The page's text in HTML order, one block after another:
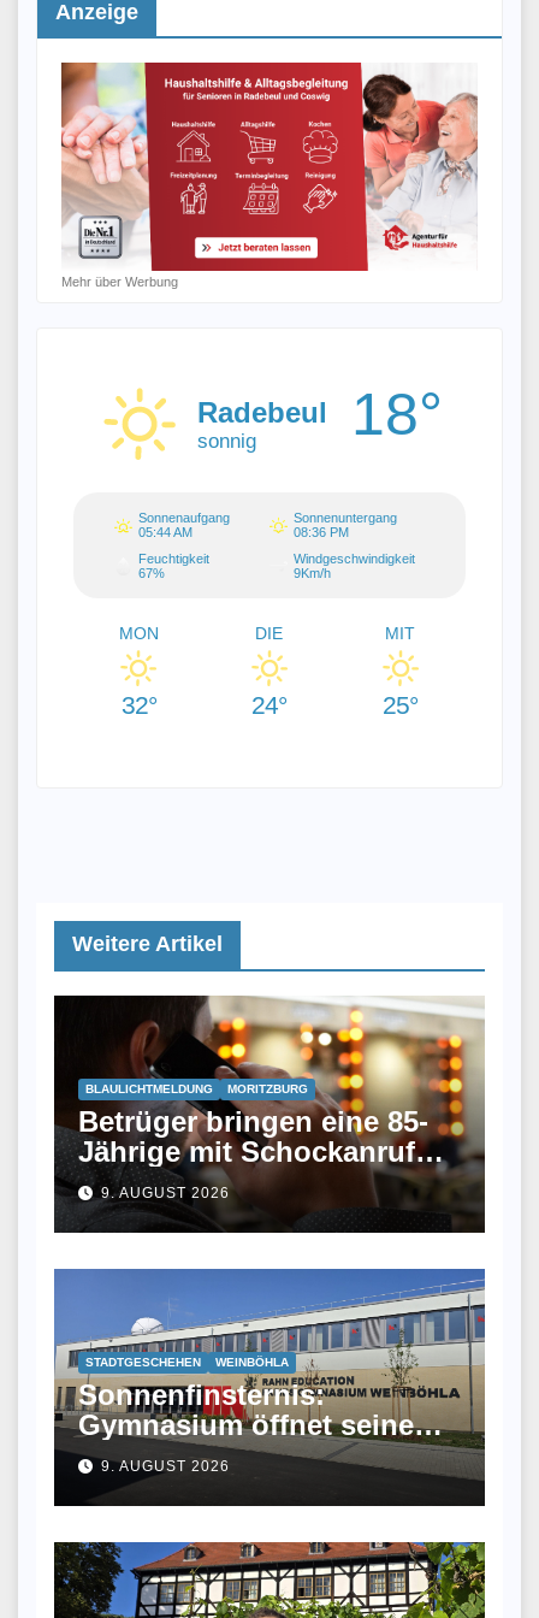
Anzeige
Mehr über Werbung
Radebeul
sonnig 18°
Sonnenaufgang
05:44 AM
Sonnenuntergang
08:36 PM
Feuchtigkeit
67%
Windgeschwindigkeit
9Km/h
MON
32°
DIE
24°
MIT
25°
Weitere Artikel
BLAULICHTMELDUNG MORITZBURG
Betrüger bringen eine 85-
Jährige mit Schockanruf
um Bargeld
9. AUGUST 2026
STADTGESCHEHEN WEINBÖHLA
Sonnenfinsternis:
Gymnasium öffnet seine
Sternwarte
9. AUGUST 2026